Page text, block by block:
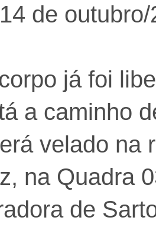
de
já foi
a caminho
velado na
na Quadra
de